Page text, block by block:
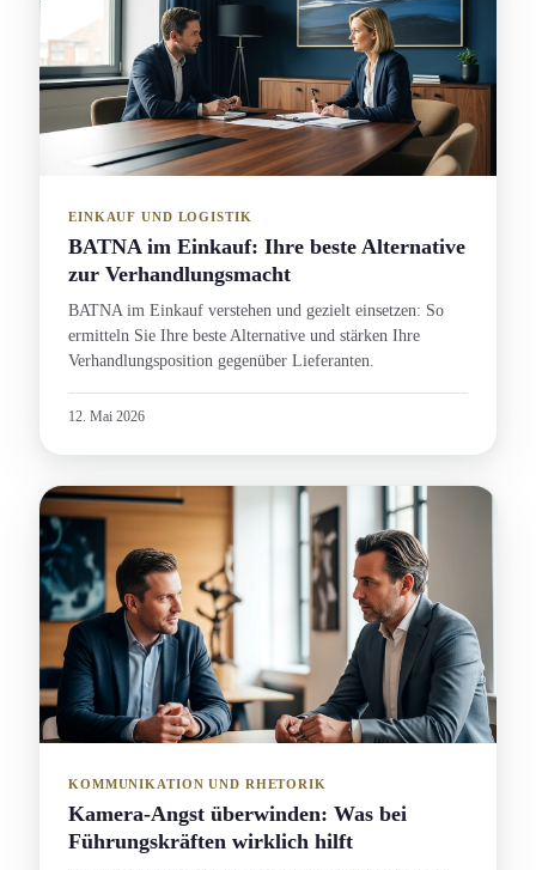
EINKAUF UND LOGISTIK
BATNA im Einkauf: Ihre beste Alternative
zur Verhandlungs­macht
BATNA im Einkauf verstehen und gezielt einsetzen: So
ermitteln Sie Ihre beste Alternative und stärken Ihre
Verhandlungs­position gegenüber Lieferanten.
12. Mai 2026
KOMMUNIKATION UND RHETORIK
Kamera-Angst überwinden: Was bei
Führungs­kräften wirklich hilft